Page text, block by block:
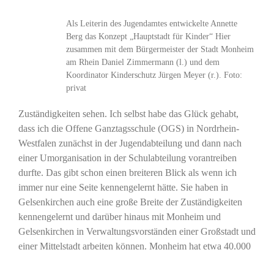
Als Leiterin des Jugendamtes entwickelte Annette
Berg das Konzept „Hauptstadt für Kinder“ Hier
zusammen mit dem Bürgermeister der Stadt Monheim
am Rhein Daniel Zimmermann (l.) und dem
Koordinator Kinderschutz Jürgen Meyer (r.). Foto:
privat
Zuständigkeiten sehen. Ich selbst habe das Glück gehabt,
dass ich die Offene Ganztagsschule (OGS) in Nordrhein-
Westfalen zunächst in der Jugendabteilung und dann nach
einer Umorganisation in der Schulabteilung vorantreiben
durfte. Das gibt schon einen breiteren Blick als wenn ich
immer nur eine Seite kennengelernt hätte. Sie haben in
Gelsenkirchen auch eine große Breite der Zuständigkeiten
kennengelernt und darüber hinaus mit Monheim und
Gelsenkirchen in Verwaltungsvorständen einer Großstadt und
einer Mittelstadt arbeiten können. Monheim hat etwa 40.000